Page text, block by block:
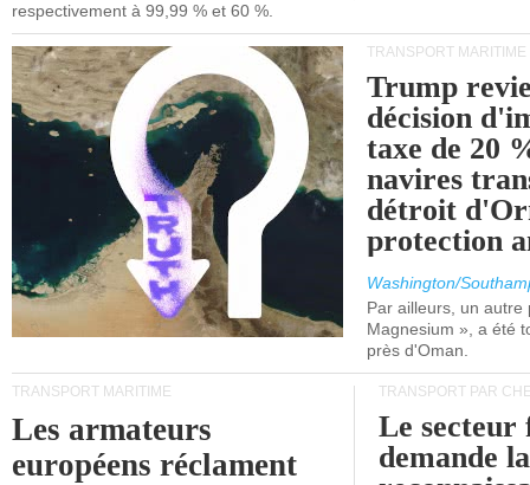
respectivement à 99,99 % et 60 %.
TRANSPORT MARITIME
Trump
décision
taxe de 20
navires
détroit
protection
Washington/
Par ailleurs, un autre
Magnesium », a été
près d'Oman.
TRANSPORT MARITIME
Les armateurs
européens réclament
TRANSPORT PAR
Le
demande la